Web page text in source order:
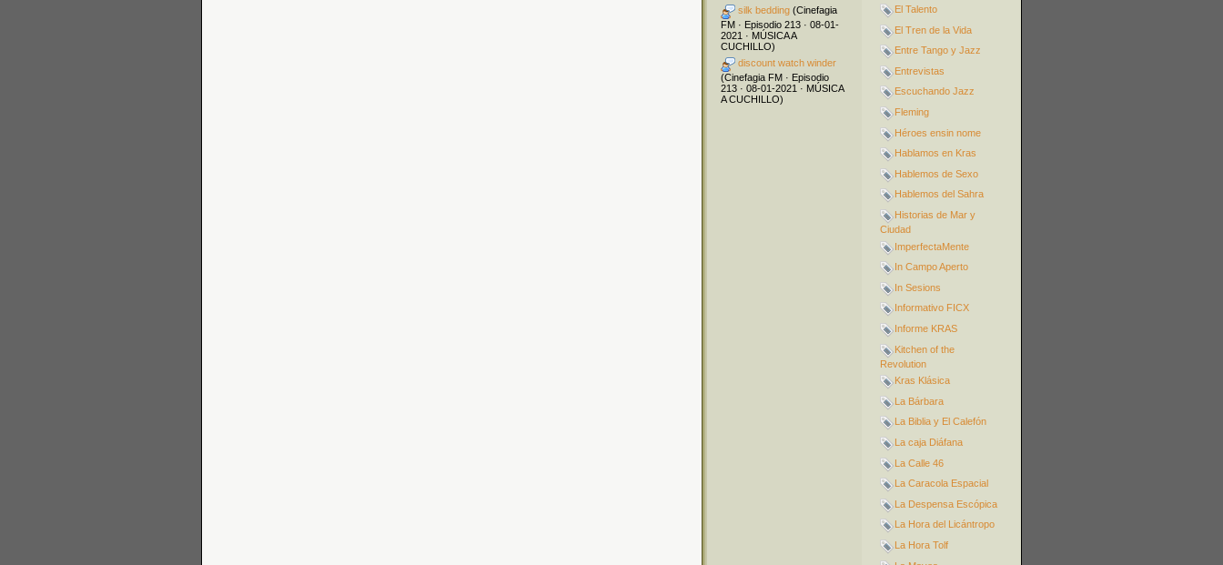
El Talento
El Tren de la Vida
Entre Tango y Jazz
Entrevistas
Escuchando Jazz
Fleming
Héroes ensin nome
Hablamos en Kras
Hablemos de Sexo
Hablemos del Sahra
Historias de Mar y
Ciudad
ImperfectaMente
In Campo Aperto
In Sesions
Informativo FICX
Informe KRAS
Kitchen of the
Revolution
Kras Klásica
La Bárbara
La Biblia y El Calefón
La caja Diáfana
La Calle 46
La Caracola Espacial
La Despensa Escópica
La Hora del Licántropo
La Hora Tolf
silk bedding (Cinefagia
FM · Episodio 213 · 08-01-
2021 · MÚSICA A
CUCHILLO)
discount watch winder
(Cinefagia FM · Episodio
213 · 08-01-2021 · MÚSICA
A CUCHILLO)